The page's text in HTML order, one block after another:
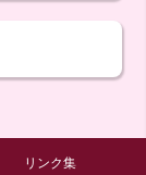
リンク集